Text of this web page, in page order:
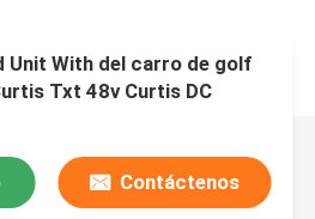
Unit With del carro de golf
Txt 48v Curtis DC
Contáctenos